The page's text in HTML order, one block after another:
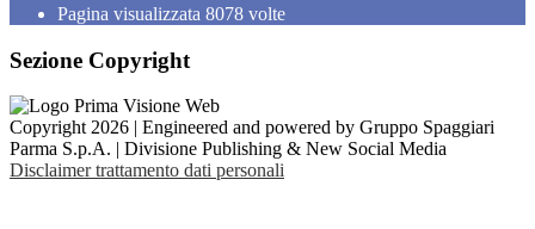
Pagina visualizzata 8078 volte
Sezione Copyright
Copyright 2026 | Engineered and powered by Gruppo Spaggiari
Parma S.p.A. | Divisione Publishing & New Social Media
Disclaimer trattamento dati personali